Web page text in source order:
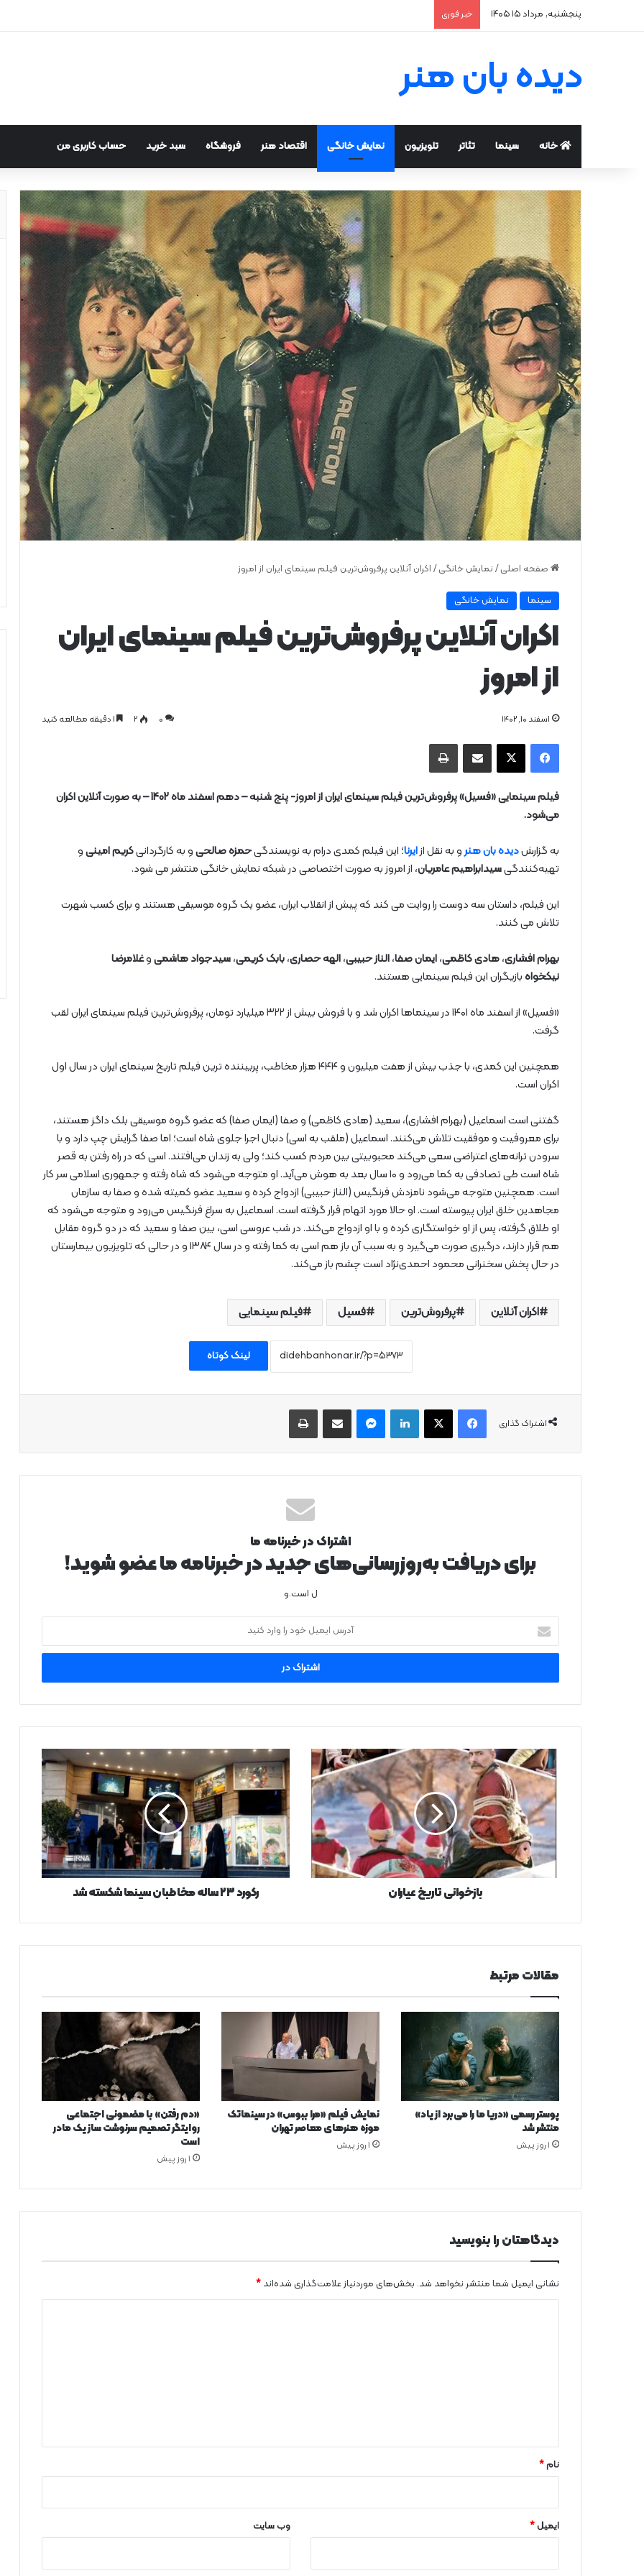
پنجشنبه, مرداد ۱۵ ۱۴۰۵ خبر فوری
دیده بان هنر
خانه سینما تئاتر تلویزیون نمایش خانگی اقتصاد هنر فروشگاه سبد خرید حساب کاربری من
صفحه اصلی / نمایش خانگی / اکران آنلاین پرفروش‌ترین فیلم سینمای ایران از امروز
سینما نمایش خانگی
اکران آنلاین پرفروش‌ترین فیلم سینمای ایران
از امروز
اسفند ۱۰, ۱۴۰۲ 0 ۲
فیس بوک X از طریق ایمیل به اشتراک بگذارید چاپ
فیلم سینمایی «فسیل» پرفروش‌ترین فیلم سینمای ایران از امروز- پنج شنبه – دهم اسفند ماه 1402 – به صورت آنلاین اکران
می‌شود.
به گزارشدیده بان هنرو به نقل ازایرنا؛ این فیلم کمدی درام به نویسندگیحمزه صالحیو به کارگردانیکریم امینیو
تهیه‌کنندگیسیدابراهیم عامریان، از امروز به صورت اختصاصی در شبکه نمایش خانگی منتشر می‌ شود.
این فیلم، داستان سه دوست را روایت می‌ کند که پیش از انقلاب ایران، عضو یک گروه موسیقی‌ هستند و برای کسب شهرت
تلاش می‌ کنند.
بهرام افشاری،هادی کاظمی،ایمان صفا،الناز حبیبی،الهه حصاری،بابک کریمی،سیدجواد هاشمیوغلامرضا
نیکخواهبازیگران این فیلم سینمایی‌ هستند.
«فسیل» از اسفند ماه ۱۴۰۱ در سینماها اکران شد و با فروش بیش از ۳۲۲ میلیارد تومان، پرفروش‌ترین فیلم سینمای ایران لقب
گرفت.
همچنین این کمدی، با جذب بیش از هفت میلیون و ۴۴۴ هزار مخاطب، پربیننده‌ ترین فیلم تاریخ سینمای ایران در سال اول
اکران است.
گفتنی است اسماعیل (بهرام افشاری)، سعید (هادی کاظمی) و صفا (ایمان صفا) که عضو گروه موسیقی بلک داگز هستند،
برای معروفیت و موفقیت تلاش می‌کنند. اسماعیل (ملقب به اسی) دنبال اجرا جلوی شاه است؛ اما صفا گرایش چپ دارد و با
سرودن ترانه‌های اعتراضی سعی می‌کند محبوبیتی بین مردم کسب کند؛ ولی به زندان می‌افتند. اسی که در راه رفتن به قصر
شاه است طی تصادفی به کما می‌رود و ۱۰ سال بعد به هوش می‌آید. او متوجه می‌شود که شاه رفته و جمهوری اسلامی سر کار
است. همچنین متوجه می‌شود نامزدش فرنگیس (الناز حبیبی) ازدواج کرده و سعید عضو کمیته شده و صفا به سازمان
مجاهدین خلق ایران پیوسته‌ است. او حالا مورد اتهام قرار گرفته‌ است. اسماعیل به سراغ فرنگیس می‌رود و متوجه می‌شود که
او طلاق گرفته، پس از او خواستگاری کرده و با او ازدواج می‌کند. در شب عروسی اسی، بین صفا و سعید که در دو گروه مقابل
هم قرار دارند، درگیری صورت می‌گیرد و به سبب آن باز هم اسی به کما رفته و در سال ۱۳۸۴ و در حالی که تلویزیون بیمارستان
در حال پخش سخنرانی محمود احمدی‌نژاد است چشم باز می‌کند.
اکران آنلاین پرفروش‌ترین فسیل فیلم سینمایی
لینک کوتاه
اشتراک گذاری
فیس بوک X لینکدین پیام رسان از طریق ایمیل به اشتراک بگذارید چاپ
اشتراک در خبرنامه ما
برای دریافت به‌روزرسانی‌های جدید در خبرنامه ما عضو شوید!
ل است.و
ایمیل
خود
وارد
بازخوانی
تاریخ
عیاران
بازخوانی تاریخ عیاران
رکورد
۲۳
ساله
مخاطبان
سینما
شکسته
شد
رکورد ۲۳ ساله مخاطبان سینما شکسته شد
مقالات مرتبط
پوستر رسمی «دریا ما را می‌برد از یاد»
منتشر شد
1 روز پیش
نمایش فیلم «مرا ببوس» در سینماتک
موزه هنرهای معاصر تهران
1 روز پیش
«دم رفتن» با مضمونی اجتماعی
روایتگر تصمیم سرنوشت ساز یک مادر
است
1 روز پیش
دیدگاهتان را بنویسید
نشانی ایمیل شما منتشر نخواهد شد. بخش‌های موردنیاز علامت‌گذاری شده‌اند *
نام*
ایمیل* وب‌ سایت